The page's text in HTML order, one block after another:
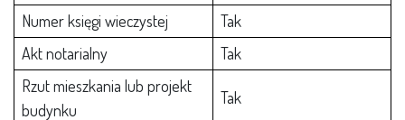
Numer księgi wieczystej
Tak
Akt notarialny
Tak
Rzut mieszkania lub projekt
budynku
Tak